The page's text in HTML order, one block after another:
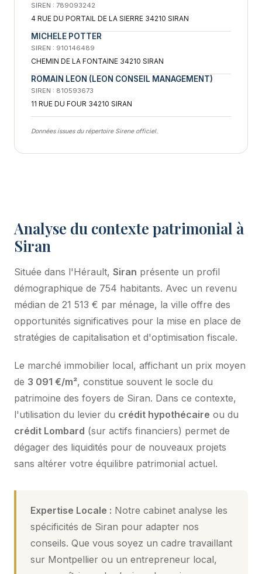
Analyse du contexte patrimonial à
Siran
Située dans l'Hérault, Siran présente un profil
démographique de 754 habitants. Avec un revenu
médian de 21 513 € par ménage, la ville offre des
opportunités significatives pour la mise en place de
stratégies de capitalisation et d'optimisation fiscale.
Le marché immobilier local, affichant un prix moyen
de 3 091 €/m², constitue souvent le socle du
patrimoine des foyers de Siran. Dans ce contexte,
l'utilisation du levier du crédit hypothécaire ou du
crédit Lombard (sur actifs financiers) permet de
dégager des liquidités pour de nouveaux projets
sans altérer votre équilibre patrimonial actuel.
Expertise Locale : Notre cabinet analyse les
spécificités de Siran pour adapter nos
conseils. Que vous soyez un cadre travaillant
sur Montpellier ou un entrepreneur local,
SIREN : 789093242
4 RUE DU PORTAIL DE LA SIERRE 34210 SIRAN
MICHELE POTTER
SIREN : 910146489
CHEMIN DE LA FONTAINE 34210 SIRAN
ROMAIN LEON (LEON CONSEIL MANAGEMENT)
SIREN : 810593673
11 RUE DU FOUR 34210 SIRAN
Données issues du répertoire Sirene officiel.